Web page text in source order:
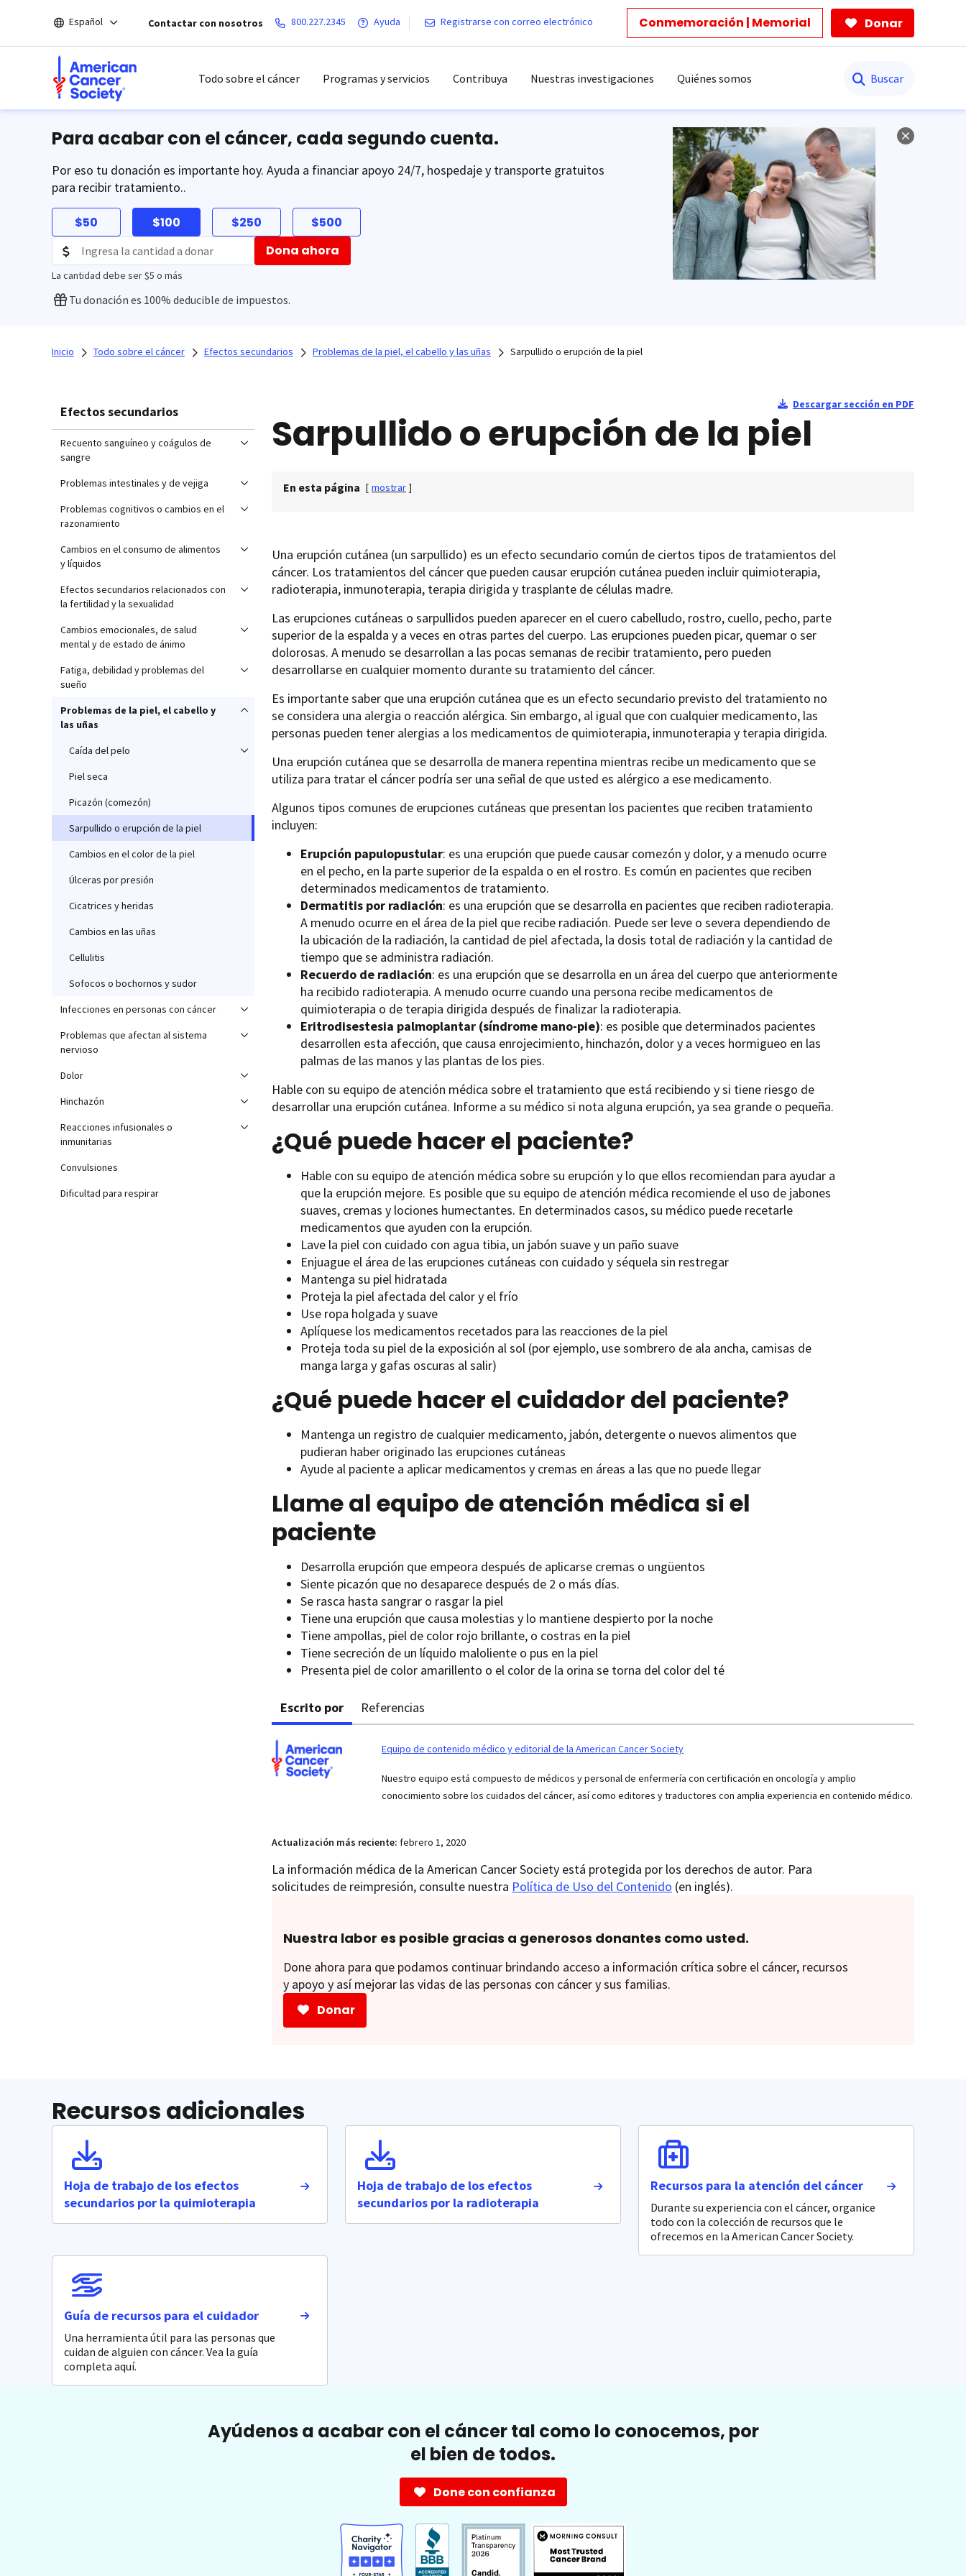
el
Español Contactar con nosotros 800.227.2345 Ayuda Registrarse con correo electrónico Conmemoración | Memorial Donar
Todo sobre el cáncer Programas y servicios Contribuya Nuestras investigaciones Quiénes somos
Para acabar con el cáncer, cada segundo cuenta.
Por eso tu donación es importante hoy. Ayuda a financiar apoyo 24/7, hospedaje y transporte gratuitos
para recibir tratamiento..
$50 $100 $250 $500
La cantidad debe ser $5 o más
Dona ahora
Tu donación es 100% deducible de impuestos.
Inicio Todo sobre el cáncer Efectos secundarios Problemas de la piel, el cabello y las uñas Sarpullido o erupción de la piel
Efectos secundarios
Recuento sanguíneo y coágulos de
sangre
Problemas intestinales y de vejiga
Problemas cognitivos o cambios en el
razonamiento
Cambios en el consumo de alimentos
y líquidos
Efectos secundarios relacionados con
la fertilidad y la sexualidad
Cambios emocionales, de salud
mental y de estado de ánimo
Fatiga, debilidad y problemas del
sueño
Problemas de la piel, el cabello y
las uñas
Caída del pelo
Piel seca
Picazón (comezón)
Sarpullido o erupción de la piel
Cambios en el color de la piel
Úlceras por presión
Cicatrices y heridas
Cambios en las uñas
Cellulitis
Sofocos o bochornos y sudor
Infecciones en personas con cáncer
Problemas que afectan al sistema
nervioso
Dolor
Hinchazón
Reacciones infusionales o
inmunitarias
Convulsiones
Dificultad para respirar
Descargar sección en PDF
Sarpullido o erupción de la piel
En esta página [ mostrar ]
Una erupción cutánea (un sarpullido) es un efecto secundario común de ciertos tipos de tratamientos del
cáncer. Los tratamientos del cáncer que pueden causar erupción cutánea pueden incluir quimioterapia,
radioterapia, inmunoterapia, terapia dirigida y trasplante de células madre.
Las erupciones cutáneas o sarpullidos pueden aparecer en el cuero cabelludo, rostro, cuello, pecho, parte
superior de la espalda y a veces en otras partes del cuerpo. Las erupciones pueden picar, quemar o ser
dolorosas. A menudo se desarrollan a las pocas semanas de recibir tratamiento, pero pueden
desarrollarse en cualquier momento durante su tratamiento del cáncer.
Es importante saber que una erupción cutánea que es un efecto secundario previsto del tratamiento no
se considera una alergia o reacción alérgica. Sin embargo, al igual que con cualquier medicamento, las
personas pueden tener alergias a los medicamentos de quimioterapia, inmunoterapia y terapia dirigida.
Una erupción cutánea que se desarrolla de manera repentina mientras recibe un medicamento que se
utiliza para tratar el cáncer podría ser una señal de que usted es alérgico a ese medicamento.
Algunos tipos comunes de erupciones cutáneas que presentan los pacientes que reciben tratamiento
incluyen:
Erupción papulopustular: es una erupción que puede causar comezón y dolor, y a menudo ocurre
en el pecho, en la parte superior de la espalda o en el rostro. Es común en pacientes que reciben
determinados medicamentos de tratamiento.
Dermatitis por radiación: es una erupción que se desarrolla en pacientes que reciben radioterapia.
A menudo ocurre en el área de la piel que recibe radiación. Puede ser leve o severa dependiendo de
la ubicación de la radiación, la cantidad de piel afectada, la dosis total de radiación y la cantidad de
tiempo que se administra radiación.
Recuerdo de radiación: es una erupción que se desarrolla en un área del cuerpo que anteriormente
ha recibido radioterapia. A menudo ocurre cuando una persona recibe medicamentos de
quimioterapia o de terapia dirigida después de finalizar la radioterapia.
Eritrodisestesia palmoplantar (síndrome mano-pie): es posible que determinados pacientes
desarrollen esta afección, que causa enrojecimiento, hinchazón, dolor y a veces hormigueo en las
palmas de las manos y las plantas de los pies.
Hable con su equipo de atención médica sobre el tratamiento que está recibiendo y si tiene riesgo de
desarrollar una erupción cutánea. Informe a su médico si nota alguna erupción, ya sea grande o pequeña.
¿Qué puede hacer el paciente?
Hable con su equipo de atención médica sobre su erupción y lo que ellos recomiendan para ayudar a
que la erupción mejore. Es posible que su equipo de atención médica recomiende el uso de jabones
suaves, cremas y lociones humectantes. En determinados casos, su médico puede recetarle
medicamentos que ayuden con la erupción.
Lave la piel con cuidado con agua tibia, un jabón suave y un paño suave
Enjuague el área de las erupciones cutáneas con cuidado y séquela sin restregar
Mantenga su piel hidratada
Proteja la piel afectada del calor y el frío
Use ropa holgada y suave
Aplíquese los medicamentos recetados para las reacciones de la piel
Proteja toda su piel de la exposición al sol (por ejemplo, use sombrero de ala ancha, camisas de
manga larga y gafas oscuras al salir)
¿Qué puede hacer el cuidador del paciente?
Mantenga un registro de cualquier medicamento, jabón, detergente o nuevos alimentos que
pudieran haber originado las erupciones cutáneas
Ayude al paciente a aplicar medicamentos y cremas en áreas a las que no puede llegar
Llame al equipo de atención médica si el
paciente
Desarrolla erupción que empeora después de aplicarse cremas o ungüentos
Siente picazón que no desaparece después de 2 o más días.
Se rasca hasta sangrar o rasgar la piel
Tiene una erupción que causa molestias y lo mantiene despierto por la noche
Tiene ampollas, piel de color rojo brillante, o costras en la piel
Tiene secreción de un líquido maloliente o pus en la piel
Presenta piel de color amarillento o el color de la orina se torna del color del té
Escrito por Referencias
Equipo de contenido médico y editorial de la American Cancer Society
Nuestro equipo está compuesto de médicos y personal de enfermería con certificación en oncología y amplio
conocimiento sobre los cuidados del cáncer, así como editores y traductores con amplia experiencia en contenido médico.
Actualización más reciente: febrero 1, 2020
La información médica de la American Cancer Society está protegida por los derechos de autor. Para
solicitudes de reimpresión, consulte nuestra Política de Uso del Contenido (en inglés).
Nuestra labor es posible gracias a generosos donantes como usted.
Done ahora para que podamos continuar brindando acceso a información crítica sobre el cáncer, recursos
y apoyo y así mejorar las vidas de las personas con cáncer y sus familias.
Donar
Recursos adicionales
Hoja de trabajo de los efectos
secundarios por la quimioterapia
Hoja de trabajo de los efectos
secundarios por la radioterapia
Recursos para la atención del cáncer
Durante su experiencia con el cáncer, organice
todo con la colección de recursos que le
ofrecemos en la American Cancer Society.
Guía de recursos para el cuidador
Una herramienta útil para las personas que
cuidan de alguien con cáncer. Vea la guía
completa aquí.
Ayúdenos a acabar con el cáncer tal como lo conocemos, por
el bien de todos.
Done con confianza